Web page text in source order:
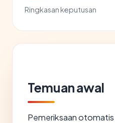
Ringkasan keputusan
Temuan awal
Pemeriksaan